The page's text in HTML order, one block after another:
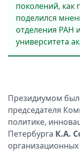
поколений, как
поделился
отделения РАН
университета
Президиумом
председателя
политике,
Петербурга К.А.